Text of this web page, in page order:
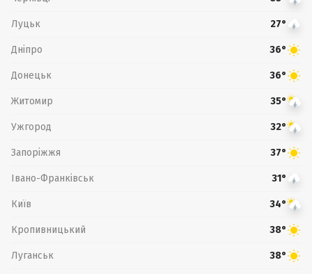
Луцьк 27°
Дніпро 36°
Донецьк 36°
Житомир 35°
Ужгород 32°
Запоріжжя 37°
Івано-Франківськ 31°
Київ 34°
Кропивницький 38°
Луганськ 38°